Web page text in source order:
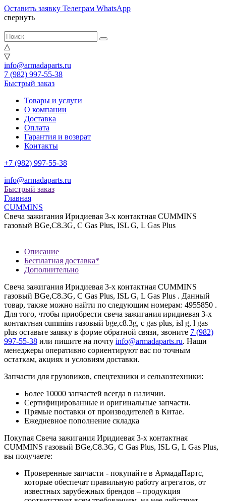
Оставить заявку Телеграм WhatsApp
свернуть
△
▽
info@armadaparts.ru
7 (982) 997-55-38
Быстрый заказ
Товары и услуги
О компании
Доставка
Оплата
Гарантия и возврат
Контакты
+7 (982) 997-55-38
info@armadaparts.ru
Быстрый заказ
Главная
CUMMINS
Свеча зажигания Иридиевая 3-х контактная CUMMINS
газовый BGe,C8.3G, C Gas Plus, ISL G, L Gas Plus
Описание
Бесплатная доставка*
Дополнительно
Свеча зажигания Иридиевая 3-х контактная CUMMINS
газовый BGe,C8.3G, C Gas Plus, ISL G, L Gas Plus . Данный
товар, также можно найти по следующим номерам: 4955850 .
Для того, чтобы приобрести свеча зажигания иридиевая 3-х
контактная cummins газовый bge,c8.3g, c gas plus, isl g, l gas
plus оставьте заявку в форме обратной связи, звоните 7 (982)
997-55-38 или пишите на почту info@armadaparts.ru. Наши
менеджеры оперативно сориентируют вас по точным
остаткам, акциях и условиям доставки.
Запчасти для грузовиков, спецтехники и сельхозтехники:
Более 10000 запчастей всегда в наличии.
Сертифицированные и оригинальные запчасти.
Прямые поставки от производителей в Китае.
Ежедневное пополнение складка
Покупая Свеча зажигания Иридиевая 3-х контактная
CUMMINS газовый BGe,C8.3G, C Gas Plus, ISL G, L Gas Plus,
вы получаете:
Проверенные запчасти - покупайте в АрмадаПартс,
которые обеспечат правильную работу агрегатов, от
известных зарубежных брендов – продукция